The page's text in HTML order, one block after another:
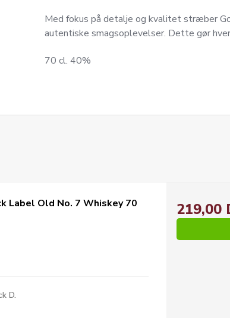
Med fokus på detalje og kvalitet stræber
autentiske smagsoplevelser. Dette gør
70 cl. 40%
Label Old No. 7 Whiskey 70
D.
219,00